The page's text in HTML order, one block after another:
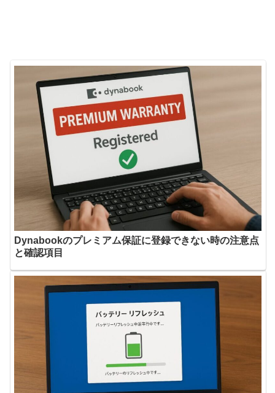
Dynabookのプレミアム保証に登録できない時の注意点
と確認項目